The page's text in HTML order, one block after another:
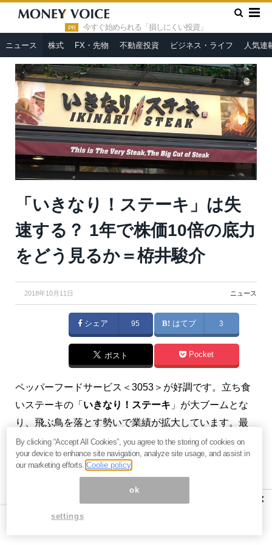
PR 今すぐ始められる「損しにくい投資」
ニュース 株式 FX・先物 不動産投資 ビジネス・ライフ 人気連
HOME » ニュース »
「いきなり！ステーキ」は失速する？ 1年
で株価10倍の底力をどう見るか＝栫井駿介
「いきなり！ステーキ」は失
速する？ 1年で株価10倍の底力
をどう見るか＝栫井駿介
2018年10月11日 ニュース
シェア 95 はてブ 3
ポスト Pocket
ペッパーフードサービス＜3053＞が好調です。立ち食
いステーキの「 いきなり！ステーキ 」が大ブームとな
り、飛ぶ鳥を落とす勢いで業績が拡大しています。最
近では、米ナスダック市場にADR（米国預託証券）を
上場させ、グローバル展開も視野に入れます。
株価も2017年初からその年のうちに
し、現在も6倍の水準を維持しています。 ×
By clicking “Accept All Cookies”, you agree to the storing of cookies on
your device to enhance site navigation, analyze site usage, and assist in
our marketing efforts.Coolie policy
ok
settings